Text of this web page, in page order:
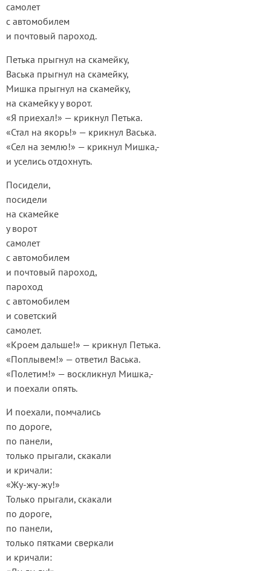
самолет
с автомобилем
и почтовый пароход.
Петька прыгнул на скамейку,
Васька прыгнул на скамейку,
Мишка прыгнул на скамейку,
на скамейку у ворот.
«Я приехал!» — крикнул Петька.
«Стал на якорь!» — крикнул Васька.
«Сел на землю!» — крикнул Мишка,-
и уселись отдохнуть.
Посидели,
посидели
на скамейке
у ворот
самолет
с автомобилем
и почтовый пароход,
пароход
с автомобилем
и советский
самолет.
«Кроем дальше!» — крикнул Петька.
«Поплывем!» — ответил Васька.
«Полетим!» — воскликнул Мишка,-
и поехали опять.
И поехали, помчались
по дороге,
по панели,
только прыгали, скакали
и кричали:
«Жу-жу-жу!»
Только прыгали, скакали
по дороге,
по панели,
только пятками сверкали
и кричали: